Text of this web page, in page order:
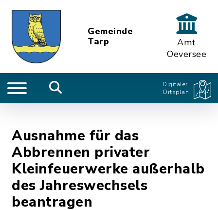
Gemeinde
Tarp
Amt
Oeversee
Digitaler
Ortsplan
Ausnahme für das
Abbrennen privater
Kleinfeuerwerke außerhalb
des Jahreswechsels
beantragen